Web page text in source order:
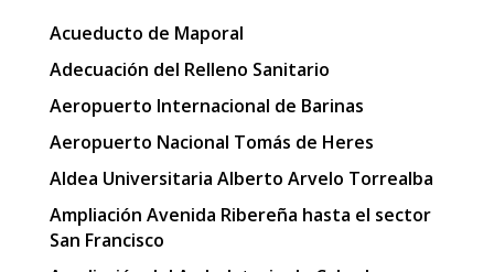
Acueducto de Maporal
Adecuación del Relleno Sanitario
Aeropuerto Internacional de Barinas
Aeropuerto Nacional Tomás de Heres
Aldea Universitaria Alberto Arvelo Torrealba
Ampliación Avenida Ribereña hasta el sector
San Francisco